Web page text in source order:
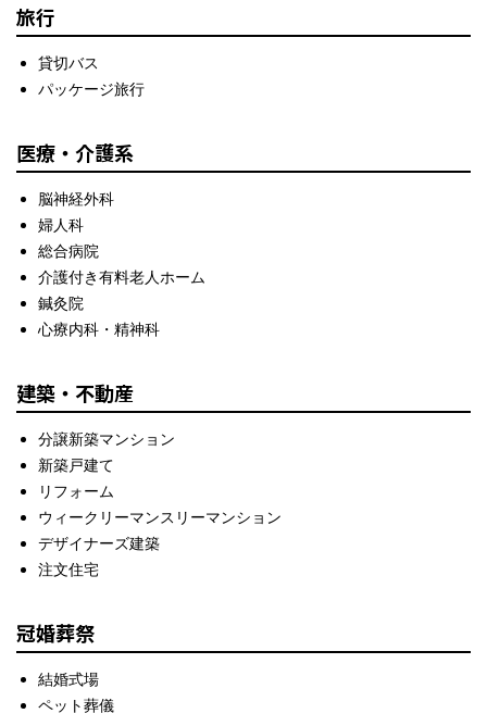
旅行
貸切バス
パッケージ旅行
医療・介護系
脳神経外科
婦人科
総合病院
介護付き有料老人ホーム
鍼灸院
心療内科・精神科
建築・不動産
分譲新築マンション
新築戸建て
リフォーム
ウィークリーマンスリーマンション
デザイナーズ建築
注文住宅
冠婚葬祭
結婚式場
ペット葬儀